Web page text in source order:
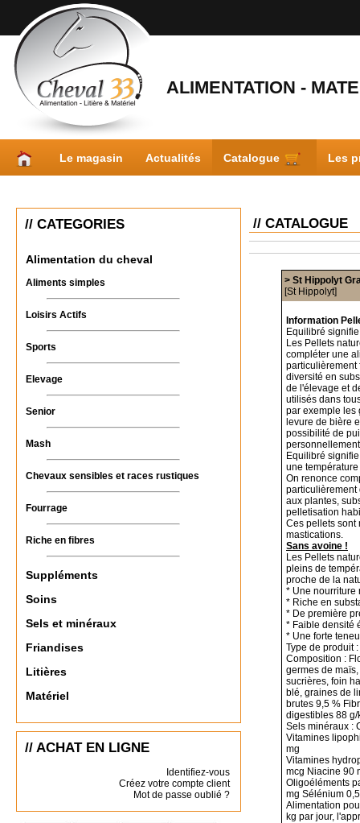
ALIMENTATION -
Le magasin Actualités Catalogue Les
// CATEGORIES
Alimentation du cheval
Aliments simples
Loisirs Actifs
Sports
Elevage
Senior
Mash
Chevaux sensibles et races rustiques
Fourrage
Riche en fibres
Suppléments
Soins
Sels et minéraux
Friandises
Litières
Matériel
// ACHAT EN LIGNE
Identifiez-vous
Créez votre compte client
Mot de passe oublié ?
// CATALOGUE
> St Hippolyt
[St Hippolyt]
Information
Equilibré
Les Pellets
compléter une
particulièrement
diversité en
de l'élevage et
utilisés dans
par exemple les
levure de bière
possibilité de
Equilibré
une
On renonce
particulièrement
aux plantes,
pelletisation
Ces pellets sont
mastications.
Sans avoine !
Les Pellets
pleins de
proche de la
* Une nourriture
* Riche en
* De première
* Faible densité
* Une forte
Type de produit
Composition :
germes de
sucrières, foin
blé, graines de
brutes 9,5 %
digestibles 88
Sels minéraux :
Vitamines
mg
Vitamines
mcg Niacine 90
Oligoéléments
mg Sélénium
Alimentation
kg par jour,